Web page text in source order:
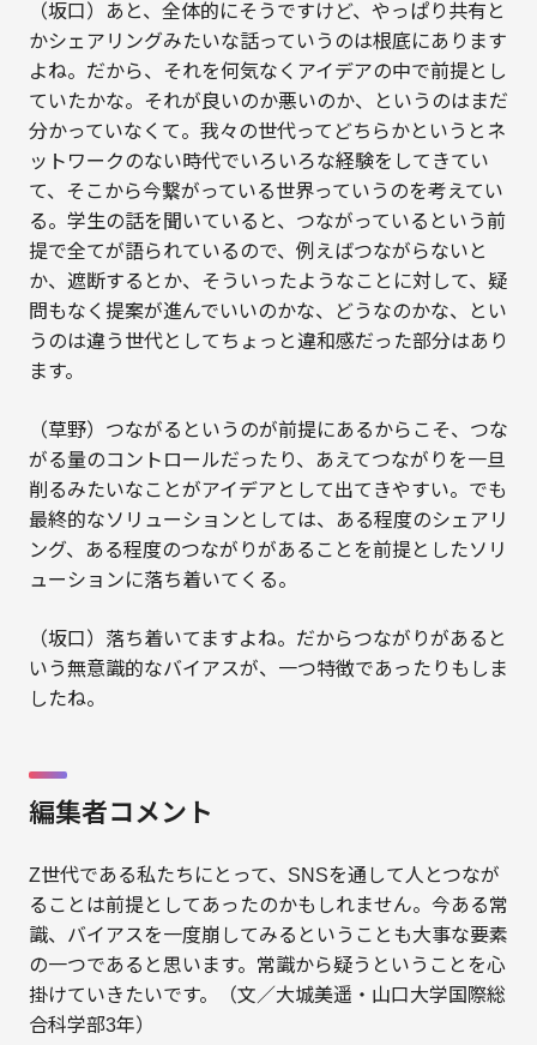
（坂口）あと、全体的にそうですけど、やっぱり共有と
かシェアリングみたいな話っていうのは根底にあります
よね。だから、それを何気なくアイデアの中で前提とし
ていたかな。それが良いのか悪いのか、というのはまだ
分かっていなくて。我々の世代ってどちらかというとネ
ットワークのない時代でいろいろな経験をしてきてい
て、そこから今繋がっている世界っていうのを考えてい
る。学生の話を聞いていると、つながっているという前
提で全てが語られているので、例えばつながらないと
か、遮断するとか、そういったようなことに対して、疑
問もなく提案が進んでいいのかな、どうなのかな、とい
うのは違う世代としてちょっと違和感だった部分はあり
ます。
（草野）つながるというのが前提にあるからこそ、つな
がる量のコントロールだったり、あえてつながりを一旦
削るみたいなことがアイデアとして出てきやすい。でも
最終的なソリューションとしては、ある程度のシェアリ
ング、ある程度のつながりがあることを前提としたソリ
ューションに落ち着いてくる。
（坂口）落ち着いてますよね。だからつながりがあると
いう無意識的なバイアスが、一つ特徴であったりもしま
したね。
編集者コメント
Z世代である私たちにとって、SNSを通して人とつなが
ることは前提としてあったのかもしれません。今ある常
識、バイアスを一度崩してみるということも大事な要素
の一つであると思います。常識から疑うということを心
掛けていきたいです。（文／大城美遥・山口大学国際総
合科学部3年）